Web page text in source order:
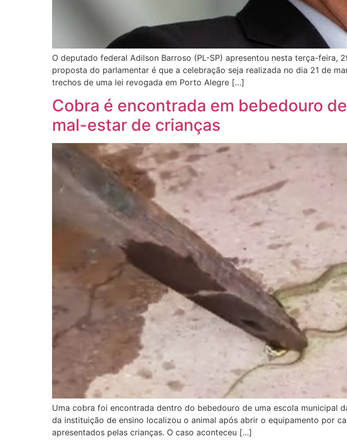
O deputado federal Adilson Barroso (PL-SP) apresentou nesta terça-
proposta do parlamentar é que a celebração seja realizada no dia 21 de
trechos de uma lei revogada em Porto Alegre […]
Cobra é encontrada em bebedouro
mal-estar de crianças
Uma cobra foi encontrada dentro do bebedouro de uma escola municipal
da instituição de ensino localizou o animal após abrir o equipamento por
apresentados pelas crianças. O caso aconteceu […]